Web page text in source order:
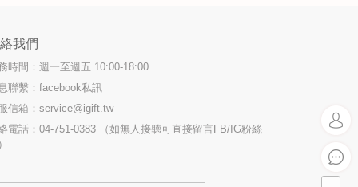
我們
時間：週一至週五 10:00-18:00
聯繫：facebook私訊
信箱：service@igift.tw
電話：04-751-0383 （如無人接聽可直接留言FB/IG粉絲